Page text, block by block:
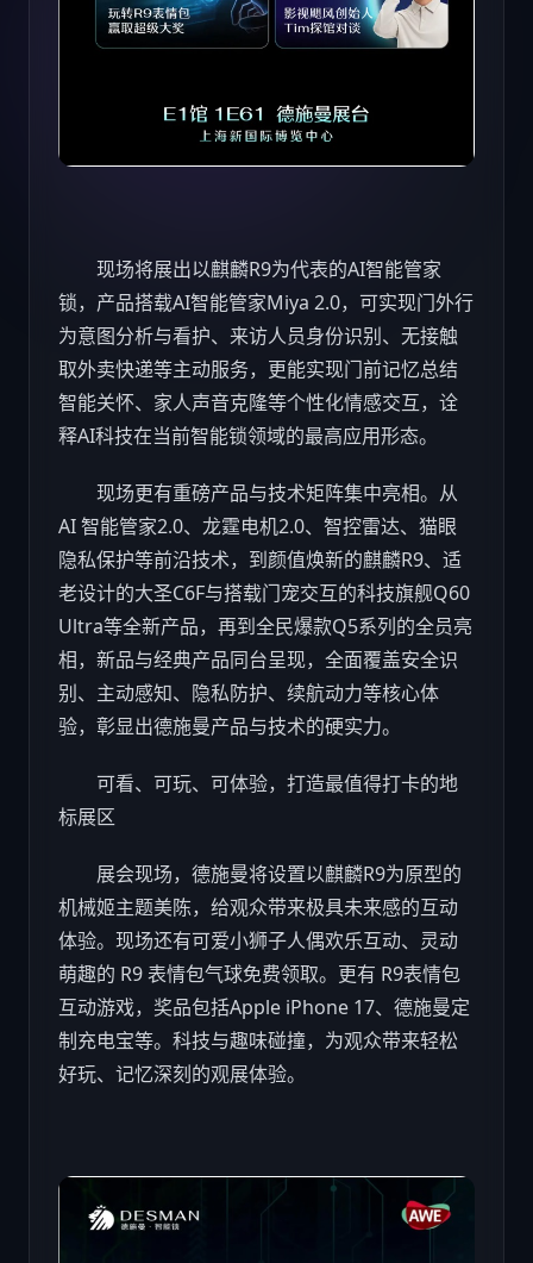
现场将展出以麒麟R9为代表的AI智能管家
锁，产品搭载AI智能管家Miya 2.0，可实现门外行
为意图分析与看护、来访人员身份识别、无接触
取外卖快递等主动服务，更能实现门前记忆总结
智能关怀、家人声音克隆等个性化情感交互，诠
释AI科技在当前智能锁领域的最高应用形态。
现场更有重磅产品与技术矩阵集中亮相。从
AI 智能管家2.0、龙霆电机2.0、智控雷达、猫眼
隐私保护等前沿技术，到颜值焕新的麒麟R9、适
老设计的大圣C6F与搭载门宠交互的科技旗舰Q60
Ultra等全新产品，再到全民爆款Q5系列的全员亮
相，新品与经典产品同台呈现，全面覆盖安全识
别、主动感知、隐私防护、续航动力等核心体
验，彰显出德施曼产品与技术的硬实力。
可看、可玩、可体验，打造最值得打卡的地
标展区
展会现场，德施曼将设置以麒麟R9为原型的
机械姬主题美陈，给观众带来极具未来感的互动
体验。现场还有可爱小狮子人偶欢乐互动、灵动
萌趣的 R9 表情包气球免费领取。更有 R9表情包
互动游戏，奖品包括Apple iPhone 17、德施曼定
制充电宝等。 科技与趣味碰撞，为观众带来轻松
好玩、记忆深刻的观展体验。